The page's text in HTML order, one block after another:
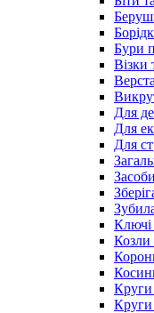
Бури
Візки
Для
Для
Для
Ключі
Козли
Круги
Круги